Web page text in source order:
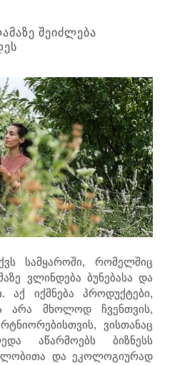
ᲨᲔᲘᲫᲚᲔᲑᲐ
სამყაროში, რომელშიც
ვლინდება ბუნებასა და
აქ იქმნება პროდუქტები,
არა მხოლოდ ჩვენთვის,
ვისთანაც
აწარმოებს ბიზნესს
და ეკოლოგიურად